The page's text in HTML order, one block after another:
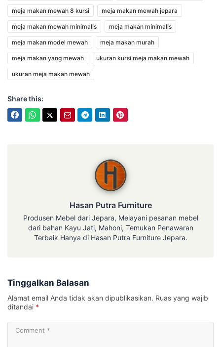
meja makan mewah 8 kursi meja makan mewah jepara
meja makan mewah minimalis meja makan minimalis
meja makan model mewah meja makan murah
meja makan yang mewah ukuran kursi meja makan mewah
ukuran meja makan mewah
Share this:
Hasan Putra Furniture
Produsen Mebel dari Jepara, Melayani pesanan mebel
dari bahan Kayu Jati, Mahoni, Temukan Penawaran
Terbaik Hanya di Hasan Putra Furniture Jepara.
Tinggalkan Balasan
Alamat email Anda tidak akan dipublikasikan. Ruas yang wajib
ditandai *